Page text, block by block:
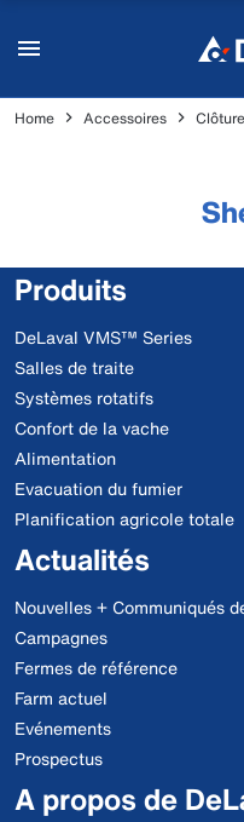
Home Accessoires
Produits
DeLaval VMS™ Series
Salles de traite
Systèmes rotatifs
Confort de la vache
Alimentation
Evacuation du fumier
Planification agricole totale
Actualités
Nouvelles + Communiqués
Campagnes
Fermes de référence
Farm actuel
Evénements
Prospectus
A propos de